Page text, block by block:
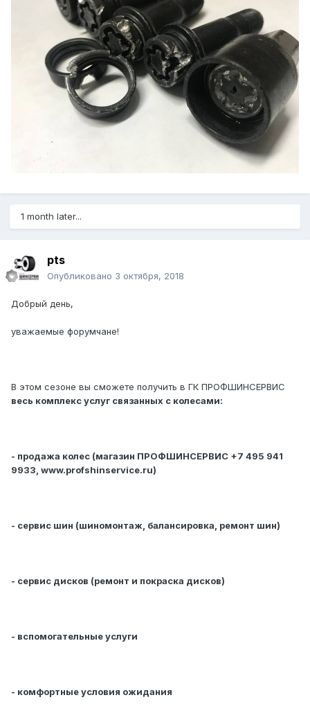
1 month later...
pts
Опубликовано 3 октября, 2018
Добрый день,
уважаемые форумчане!
В этом сезоне вы сможете получить в ГК ПРОФШИНСЕРВИС
весь комплекс услуг связанных с колесами:
- продажа колес (магазин ПРОФШИНСЕРВИС +7 495 941
9933, www.profshinservice.ru)
- сервис шин (шиномонтаж, балансировка, ремонт шин)
- сервис дисков (ремонт и покраска дисков)
- вспомогательные услуги
- комфортные условия ожидания